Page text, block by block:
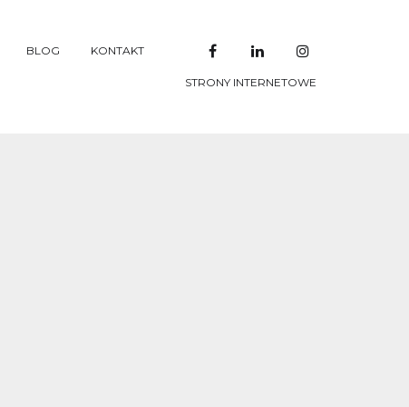
BLOG KONTAKT
STRONY INTERNETOWE